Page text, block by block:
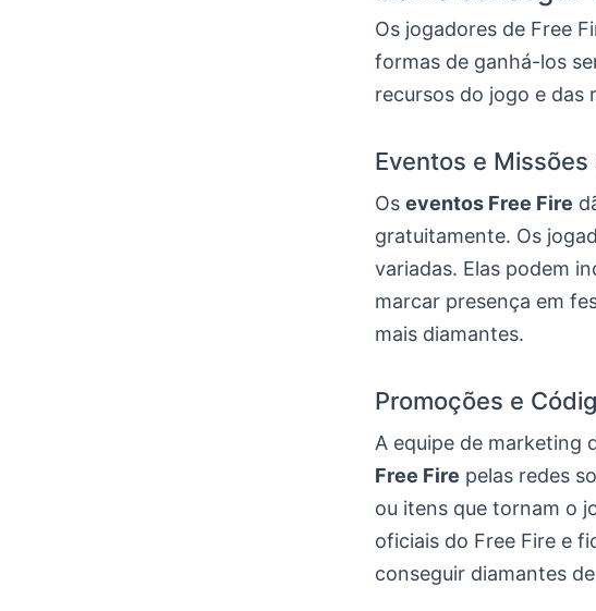
Os jogadores de Free
formas de ganhá-los
recursos do jogo e das
Eventos e
Os eventos Free Fire
gratuitamente. Os
variadas. Elas podem
marcar presença em
mais diamantes.
Promoções e
A equipe de marketing
Free Fire pelas redes
ou itens que tornam o
oficiais do Free Fire e
conseguir diamantes